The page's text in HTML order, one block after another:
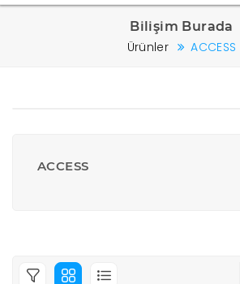
Bilişim Burada
Ürünler ACCESS
ACCESS